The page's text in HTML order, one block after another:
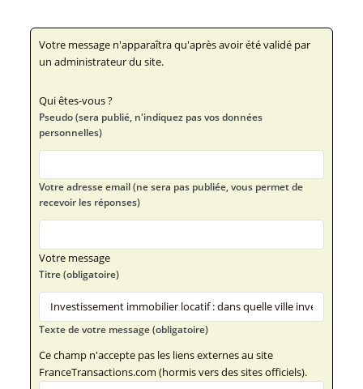
Votre message n'apparaîtra qu'après avoir été validé par
un administrateur du site.
Qui êtes-vous ?
Pseudo (sera publié, n'indiquez pas vos données
personnelles)
Votre adresse email (ne sera pas publiée, vous permet de
recevoir les réponses)
Votre message
Titre (obligatoire)
Texte de votre message (obligatoire)
Ce champ n'accepte pas les liens externes au site
FranceTransactions.com (hormis vers des sites officiels).